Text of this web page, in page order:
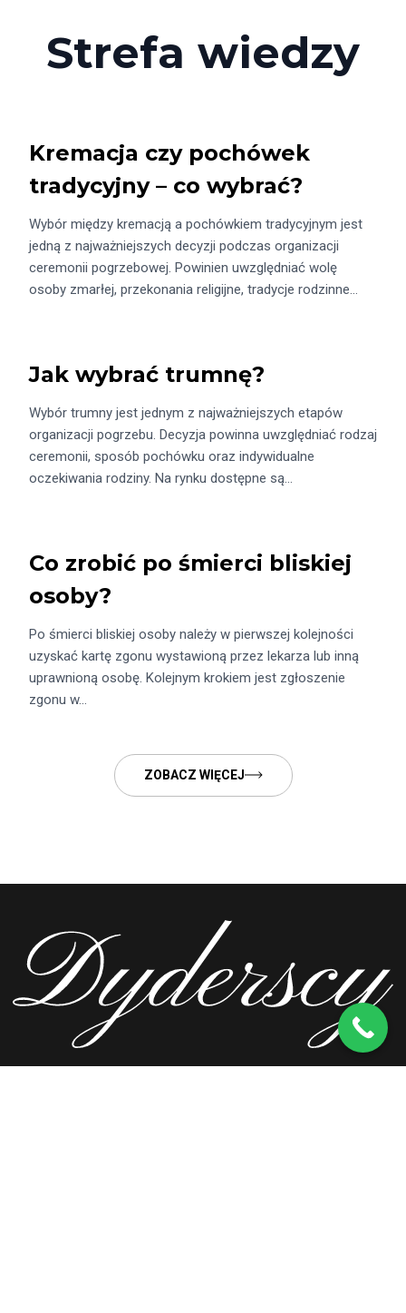
Strefa wiedzy
Kremacja czy pochówek
tradycyjny – co wybrać?
Wybór między kremacją a pochówkiem tradycyjnym jest
jedną z najważniejszych decyzji podczas organizacji
ceremonii pogrzebowej. Powinien uwzględniać wolę
osoby zmarłej, przekonania religijne, tradycje rodzinne…
Jak wybrać trumnę?
Wybór trumny jest jednym z najważniejszych etapów
organizacji pogrzebu. Decyzja powinna uwzględniać rodzaj
ceremonii, sposób pochówku oraz indywidualne
oczekiwania rodziny. Na rynku dostępne są…
Co zrobić po śmierci bliskiej
osoby?
Po śmierci bliskiej osoby należy w pierwszej kolejności
uzyskać kartę zgonu wystawioną przez lekarza lub inną
uprawnioną osobę. Kolejnym krokiem jest zgłoszenie
zgonu w…
ZOBACZ WIĘCEJ